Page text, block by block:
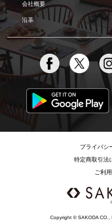
会社概要
沿革
プライバシ
特定商取引法
ご利
Copyright © SAKODA CO.,